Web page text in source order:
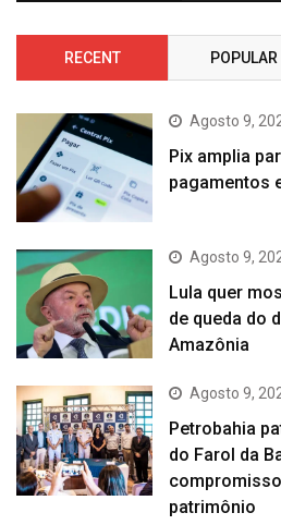
RECENT POPULAR
Agosto 9,
Pix amplia
pagamentos
Agosto 9,
Lula quer
de queda do
Amazônia
Agosto 9,
Petrobahia
do Farol da
patrimônio